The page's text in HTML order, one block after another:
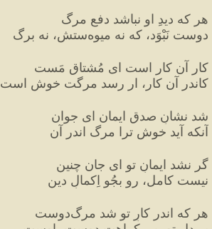
هر که دیدِ او نباشد دفعِ مرگ
دوست نَبْوَد، که نه میوه‌ستش، نه برگ
کار آن کار است ای مُشتاقِ مَست
کاندر آن کار، ار رسد مرگت خوش است
شد نشانِ صدقِ ایمان ای جوان
آنکه آید خوش ترا مرگ اندر آن
گر نشد ایمانِ تو ای جان چنین
نیست کامل، رو بجُو اِکمالِ دین
هر که اندر کارِ تو شد مرگ‌دوست